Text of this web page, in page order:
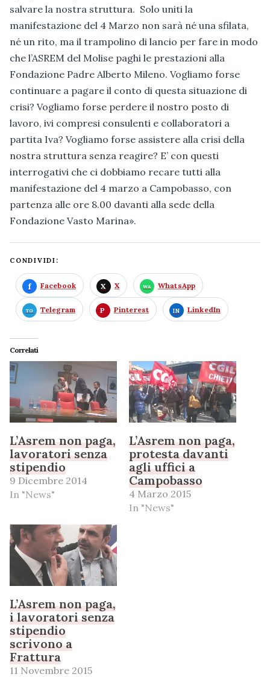
salvare la nostra struttura. Solo uniti la
manifestazione del 4 Marzo non sarà né una sfilata,
né un rito, ma il trampolino di lancio per fare in modo
che l’ASREM del Molise paghi le prestazioni alla
Fondazione Padre Alberto Mileno. Vogliamo forse
continuare a pagare il conto di questa situazione di
crisi? Vogliamo forse perdere il nostro posto di
lavoro, ivi compresi consulenti e collaboratori a
partita Iva? Vogliamo forse assistere alla crisi della
nostra struttura senza reagire? E’ con questi
interrogativi che ci dobbiamo recare tutti alla
manifestazione del 4 marzo a Campobasso, con
partenza alle ore 8.00 davanti alla sede della
Fondazione Vasto Marina».
CONDIVIDI:
Facebook X WhatsApp
Telegram Pinterest LinkedIn
Correlati
L’Asrem non paga,
lavoratori senza
stipendio
9 Dicembre 2014
In "News"
L’Asrem non paga,
protesta davanti
agli uffici a
Campobasso
4 Marzo 2015
In "News"
L’Asrem non paga,
i lavoratori senza
stipendio
scrivono a
Frattura
11 Novembre 2015